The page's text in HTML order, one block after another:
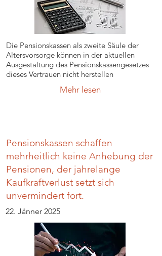
Die Pensionskassen als zweite Säule der
Altersvorsorge können in der aktuellen
Ausgestaltung des Pensionskassengesetzes
dieses Vertrauen nicht herstellen
Mehr lesen
Pensionskassen schaffen
mehrheitlich keine Anhebung der
Pensionen, der jahrelange
Kaufkraftverlust setzt sich
unvermindert fort.
22. Jänner 2025